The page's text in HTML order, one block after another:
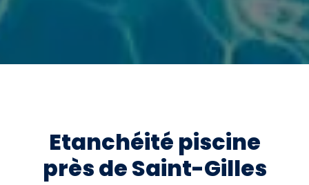
Etanchéité piscine
près de Saint-Gilles